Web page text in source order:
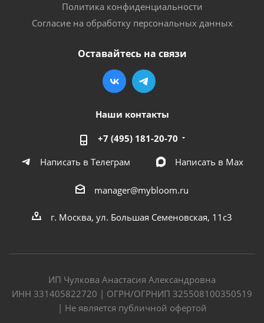
Политика конфиденциальности
Согласие на обработку персональных данных
Оставайтесь на связи
Наши контакты
+7 (495) 181-20-70
Написать в Телеграм
Написать в Мах
manager@mybloom.ru
г. Москва, ул. Большая Семеновская, 11с3
ИП Чулкова Анастасия Александровна
ИНН 331405822720 | ОГРН/ОГРНИП 325508100350519
| Не является публичной офертой